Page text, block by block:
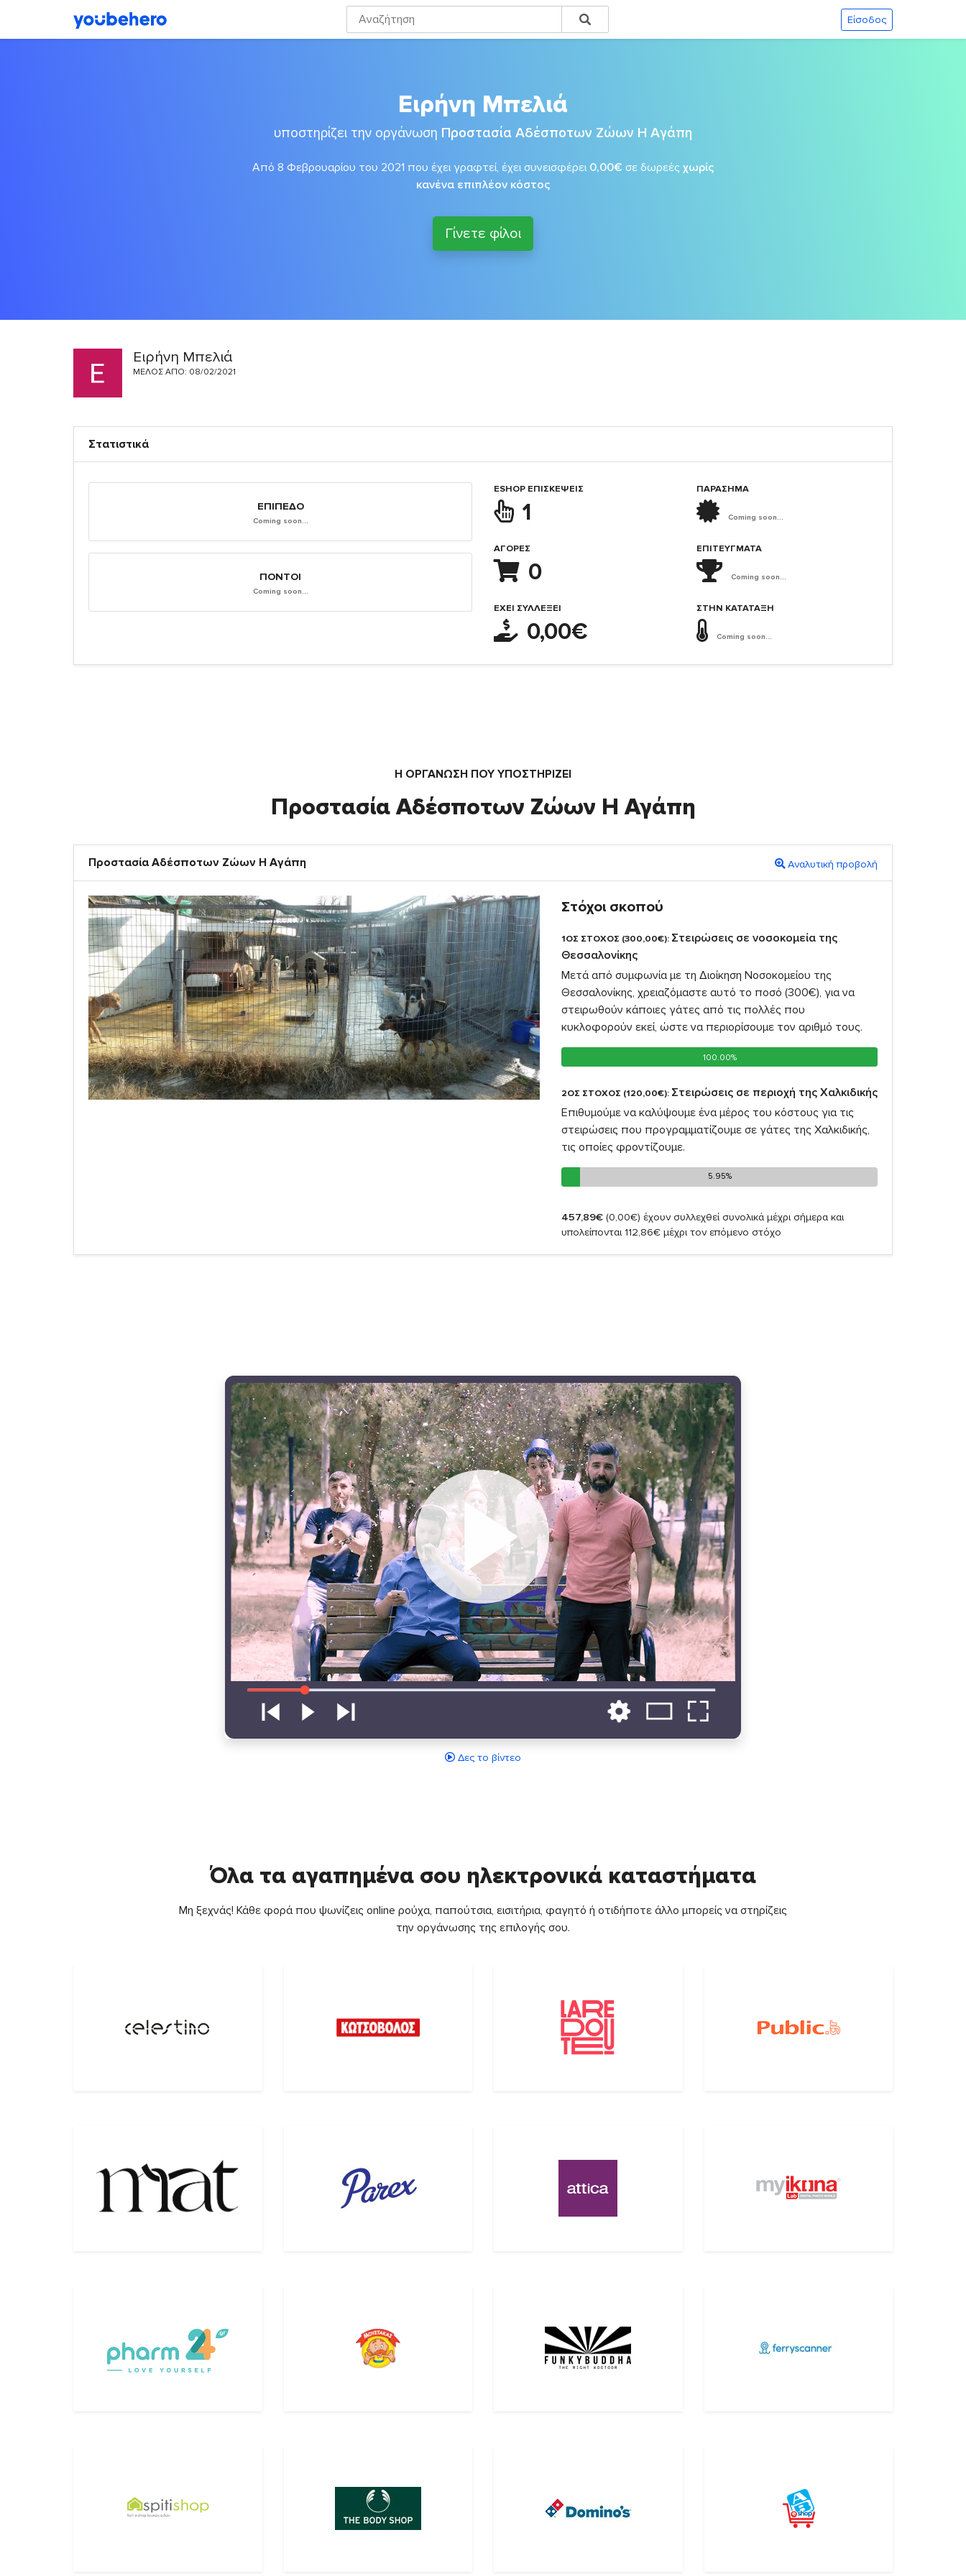
Είσοδος
Ειρήνη Μπελιά
υποστηρίζει την οργάνωση Προστασία Αδέσποτων Ζώων Η Αγάπη
Από 8 Φεβρουαρίου του 2021 που έχει γραφτεί, έχει συνεισφέρει 0,00€ σε δωρεές χωρίς
κανένα επιπλέον κόστος
Γίνετε φίλοι
Ειρήνη Μπελιά
ΜΈΛΟΣ ΑΠΌ: 08/02/2021
Στατιστικά
ΕΠΊΠΕΔΟ
Coming soon...
ΠΌΝΤΟΙ
Coming soon...
ESHOP ΕΠΙΣΚΈΨΕΙΣ
1
ΑΓΟΡΈΣ
0
ΈΧΕΙ ΣΥΛΛΈΞΕΙ
0,00€
ΠΑΡΑΣΗΜΑ
Coming soon...
ΕΠΙΤΕΎΓΜΑΤΑ
Coming soon...
ΣΤΗΝ ΚΑΤΆΤΑΞΗ
Coming soon...
Η ΟΡΓΆΝΩΣΗ ΠΟΥ ΥΠΟΣΤΗΡΙΖΕΙ
Προστασία Αδέσποτων Ζώων Η Αγάπη
Προστασία Αδέσποτων Ζώων Η Αγάπη Αναλυτική προβολή
Στόχοι σκοπού
1ΟΣ ΣΤΟΧΟΣ (300,00€): Στειρώσεις σε νοσοκομεία της
Θεσσαλονίκης
Μετά από συμφωνία με τη Διοίκηση Νοσοκομείου της
Θεσσαλονίκης, χρειαζόμαστε αυτό το ποσό (300€), για να
στειρωθούν κάποιες γάτες από τις πολλές που
κυκλοφορούν εκεί, ώστε να περιορίσουμε τον αριθμό τους.
100.00%
100.00%
2ΟΣ ΣΤΟΧΟΣ (120,00€): Στειρώσεις σε περιοχή της Χαλκιδικής
Επιθυμούμε να καλύψουμε ένα μέρος του κόστους για τις
στειρώσεις που προγραμματίζουμε σε γάτες της Χαλκιδικής,
τις οποίες φροντίζουμε.
5.95%
5.95%
457,89€ (0,00€) έχουν συλλεχθεί συνολικά μέχρι σήμερα και
υπολείπονται 112,86€ μέχρι τον επόμενο στόχο
Δες το βίντεο
Όλα τα αγαπημένα σου ηλεκτρονικά καταστήματα
Μη ξεχνάς! Κάθε φορά που ψωνίζεις online ρούχα, παπούτσια, εισιτήρια, φαγητό ή οτιδήποτε άλλο μπορείς να στηρίζεις
την οργάνωσης της επιλογής σου.